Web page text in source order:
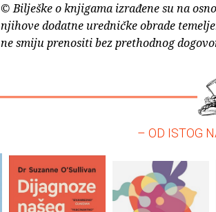
© Bilješke o knjigama izrađene su na
njihove dodatne uredničke obrade
ne smiju prenositi bez prethodnog
– OD ISTOG